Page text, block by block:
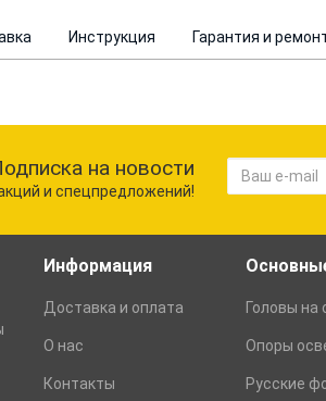
Инструкция Гарантия и
на новости
и спецпредложений!
Информация
Доставка и оплата
О нас
Контакты
Головы на
Опоры
Русские